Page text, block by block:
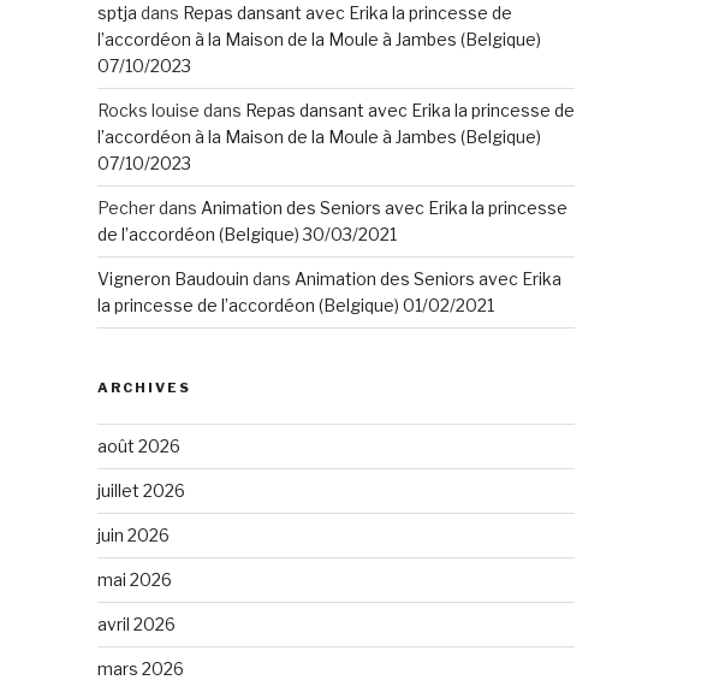
sptja dans Repas dansant avec Erika la princesse de
l’accordéon à la Maison de la Moule à Jambes (Belgique)
07/10/2023
Rocks louise dans Repas dansant avec Erika la princesse de
l’accordéon à la Maison de la Moule à Jambes (Belgique)
07/10/2023
Pecherdans Animation des Seniors avec Erika la princesse
de l’accordéon (Belgique) 30/03/2021
Vigneron Baudouin dans Animation des Seniors avec Erika
la princesse de l’accordéon (Belgique) 01/02/2021
ARCHIVES
août 2026
juillet 2026
juin 2026
mai 2026
avril 2026
mars 2026